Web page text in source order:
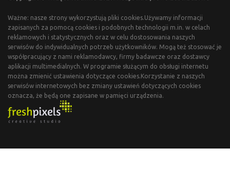
Ważne: nasze strony wykorzystują pliki cookies.Używamy informacji
zapisanych za pomocą cookies i podobnych technologii m.in. w celach
reklamowych i statystycznych oraz w celu dostosowania naszych
serwisów do indywidualnych potrzeb użytkowników. Mogą też stosować je
współpracujący z nami reklamodawcy, firmy badawcze oraz dostawcy
aplikacji multimedialnych. W programie służącym do obsługi internetu
można zmienić ustawienia dotyczące cookies.Korzystanie z naszych
serwisów internetowych bez zmiany ustawień dotyczących cookies
oznacza, że będą one zapisane w pamięci urządzenia.